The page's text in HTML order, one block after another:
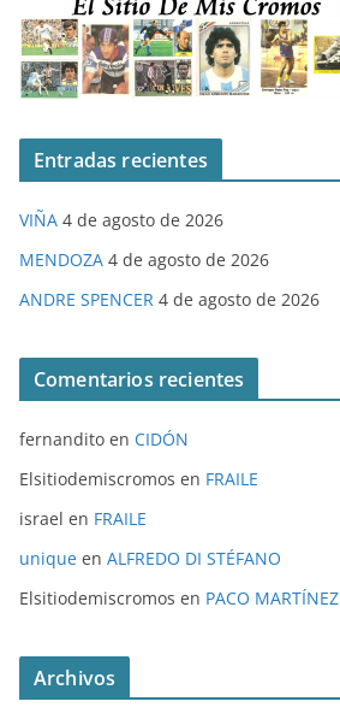
Entradas recientes
VIÑA 4 de agosto de 2026
MENDOZA 4 de agosto de 2026
ANDRE SPENCER 4 de agosto de 2026
Comentarios recientes
fernandito en CIDÓN
Elsitiodemiscromos en FRAILE
israel en FRAILE
unique en ALFREDO DI STÉFANO
Elsitiodemiscromos en PACO MARTÍNEZ
Archivos